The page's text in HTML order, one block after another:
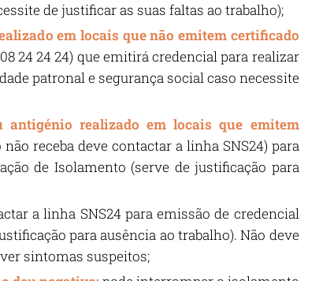
de justificar as suas faltas ao trabalho);
em locais que não emitem certificado
24 24 24) que emitirá credencial para realizar
patronal e segurança social caso necessite
realizado em locais que emitem
receba deve contactar a linha SNS24) para
de Isolamento (serve de justificação para
a linha SNS24 para emissão de credencial
para ausência ao trabalho). Não deve
sintomas suspeitos;